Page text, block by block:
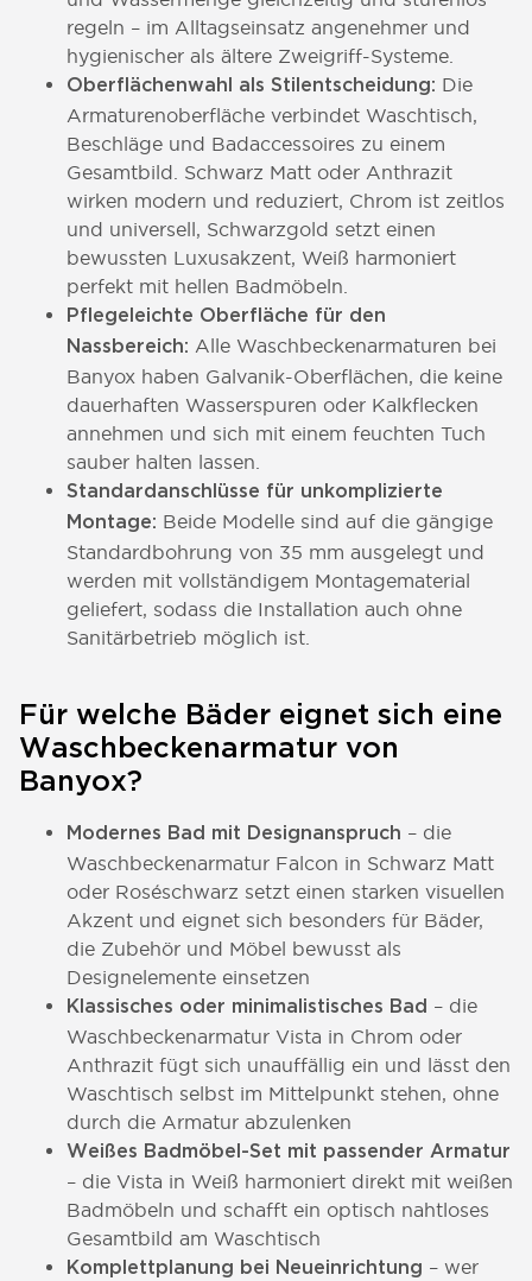
regeln – im Alltagseinsatz angenehmer und
hygienischer als ältere Zweigriff-Systeme.
Oberflächenwahl als Stilentscheidung: Die
Armaturenoberfläche verbindet Waschtisch,
Beschläge und Badaccessoires zu einem
Gesamtbild. Schwarz Matt oder Anthrazit
wirken modern und reduziert, Chrom ist zeitlos
und universell, Schwarzgold setzt einen
bewussten Luxusakzent, Weiß harmoniert
perfekt mit hellen Badmöbeln.
Pflegeleichte Oberfläche für den
Nassbereich: Alle Waschbeckenarmaturen bei
Banyox haben Galvanik-Oberflächen, die keine
dauerhaften Wasserspuren oder Kalkflecken
annehmen und sich mit einem feuchten Tuch
sauber halten lassen.
Standardanschlüsse für unkomplizierte
Montage: Beide Modelle sind auf die gängige
Standardbohrung von 35 mm ausgelegt und
werden mit vollständigem Montagematerial
geliefert, sodass die Installation auch ohne
Sanitärbetrieb möglich ist.
Für welche Bäder eignet sich eine
Waschbeckenarmatur von
Banyox?
Modernes Bad mit Designanspruch – die
Waschbeckenarmatur Falcon in Schwarz Matt
oder Roséschwarz setzt einen starken visuellen
Akzent und eignet sich besonders für Bäder,
die Zubehör und Möbel bewusst als
Designelemente einsetzen
Klassisches oder minimalistisches Bad – die
Waschbeckenarmatur Vista in Chrom oder
Anthrazit fügt sich unauffällig ein und lässt den
Waschtisch selbst im Mittelpunkt stehen, ohne
durch die Armatur abzulenken
Weißes Badmöbel-Set mit passender Armatur
– die Vista in Weiß harmoniert direkt mit weißen
Badmöbeln und schafft ein optisch nahtloses
Gesamtbild am Waschtisch
Komplettplanung bei Neueinrichtung – wer